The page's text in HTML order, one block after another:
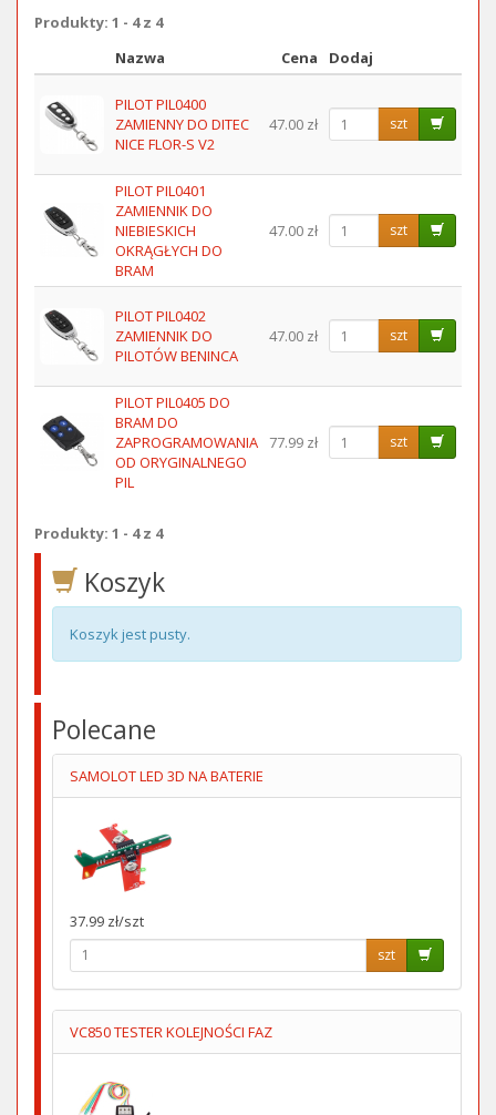
Produkty: 1 - 4 z 4
Obraz
Nazwa Cena Dodaj
PILOT PIL0400
ZAMIENNY DO DITEC
NICE FLOR-S V2
47.00 zł szt
PILOT PIL0401
ZAMIENNIK DO
NIEBIESKICH
OKRĄGŁYCH DO
BRAM
47.00 zł szt
PILOT PIL0402
ZAMIENNIK DO
PILOTÓW BENINCA
47.00 zł szt
PILOT PIL0405 DO
BRAM DO
ZAPROGRAMOWANIA
OD ORYGINALNEGO
PIL
77.99 zł szt
Produkty: 1 - 4 z 4
Koszyk
Koszyk jest pusty.
Polecane
SAMOLOT LED 3D NA BATERIE
37.99 zł/szt
szt
VC850 TESTER KOLEJNOŚCI FAZ